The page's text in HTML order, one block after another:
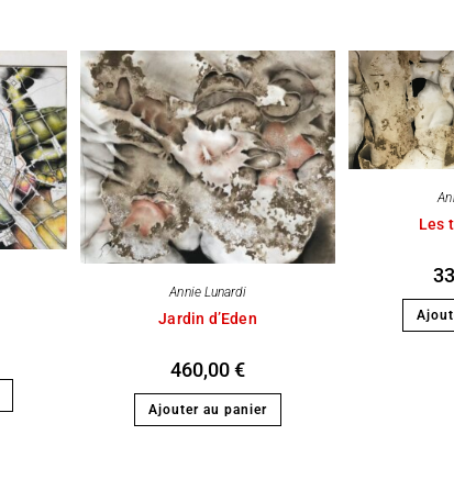
Annie Lunardi
Jardin d’Eden
460,00€
Ajouter au panier
Les